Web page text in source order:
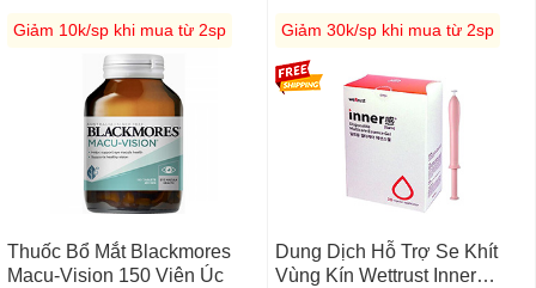
Giảm 10k/sp khi mua từ 2sp
Thuốc Bổ Mắt Blackmores
Macu-Vision 150 Viên Úc
Giảm 30k/sp khi mua từ 2sp
Dung Dịch Hỗ Trợ Se Khít
Vùng Kín Wettrust Inner